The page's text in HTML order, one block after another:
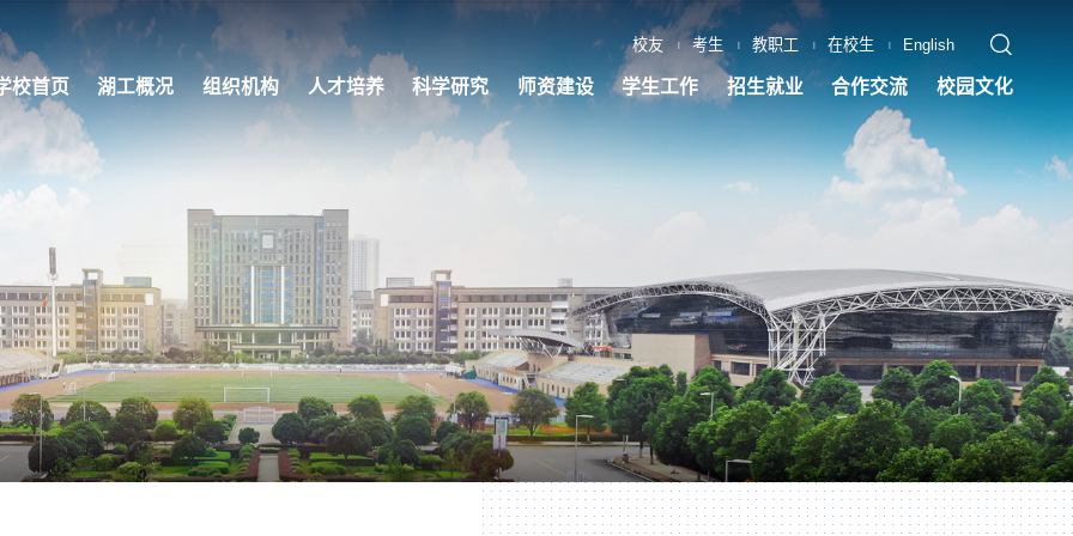
校友 | 考生 | 教职工 | 在校生 | English
校首页 湖工概况 组织机构 人才培养 科学研究 师资建设 学生工作 招生就业 合作交流 校园文化